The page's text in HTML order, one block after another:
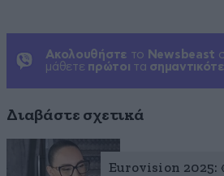
Ακολουθήστε το Newsbeast
μάθετε πρώτοι τα
Διαβάστε σχετικά
Eurovision 2025: